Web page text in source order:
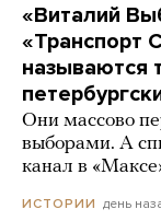
«Виталий
«Транспорт
называются
Они массово
выборами. А
канал в
ИСТОРИИ день